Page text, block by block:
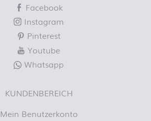
Facebook
Instagram
Pinterest
Youtube
Whatsapp
KUNDENBEREICH
Mein Benutzerkonto